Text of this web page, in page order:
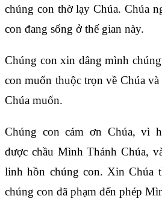
chúng con thờ lạy Chúa. Chúa
con đang sống ở thế gian này.
Chúng con xin dâng mình
con muốn thuộc trọn về Chúa
Chúa muốn.
Chúng con cám ơn Chúa, vì
được chầu Mình Thánh Chúa,
linh hồn chúng con. Xin Chúa
chúng con đã phạm đến phép